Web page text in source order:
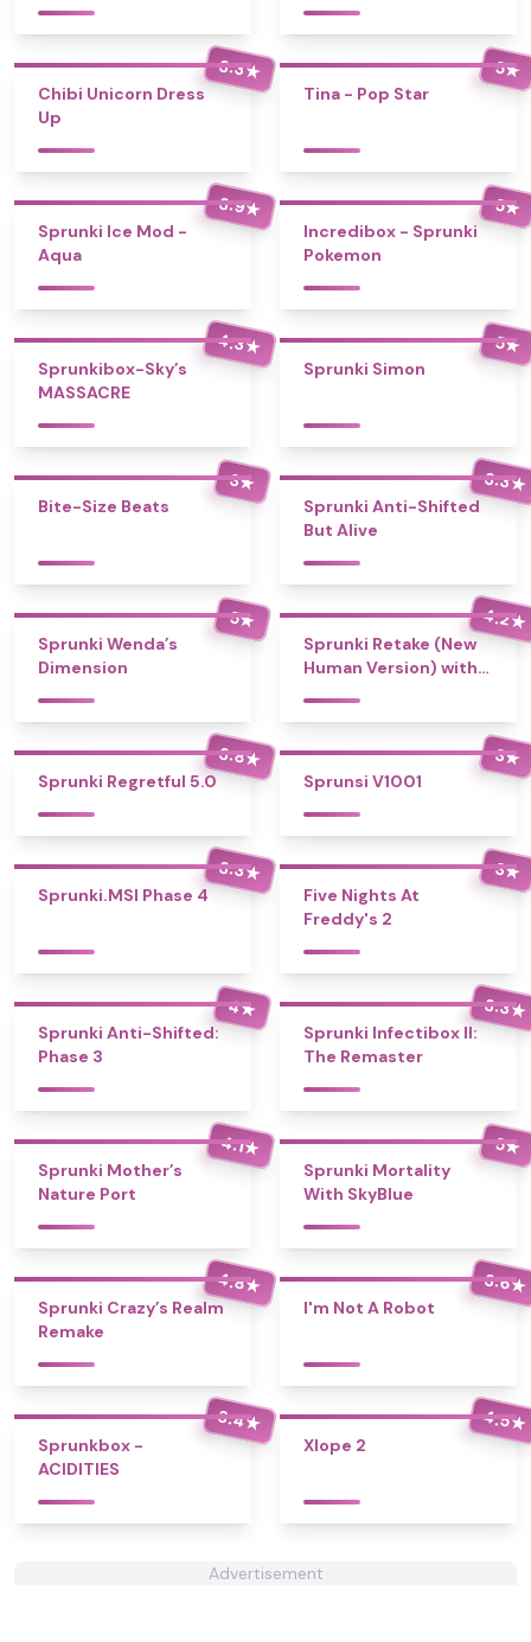
3.3★
Chibi Unicorn Dress
Up
5★
Tina - Pop Star
3.9★
Sprunki Ice Mod -
Aqua
5★
Incredibox - Sprunki
Pokemon
4.3★
Sprunkibox-Sky’s
MASSACRE
5★
Sprunki Simon
3★
Bite-Size Beats
3.3★
Sprunki Anti-Shifted
But Alive
5★
Sprunki Wenda’s
Dimension
4.2★
Sprunki Retake (New
Human Version) with
3.8★
Sprunki Regretful 5.0
3★
Sprunsi V1001
3.3★
Sprunki.MSI Phase 4
3★
Five Nights At
Freddy's 2
4★
Sprunki Anti-Shifted:
Phase 3
3.3★
Sprunki Infectibox II:
The Remaster
4.1★
Sprunki Mother’s
Nature Port
5★
Sprunki Mortality
With SkyBlue
4.8★
Sprunki Crazy’s Realm
Remake
3.6★
I'm Not A Robot
3.4★
Sprunkbox -
ACIDITIES
4.5★
Xlope 2
Advertisement